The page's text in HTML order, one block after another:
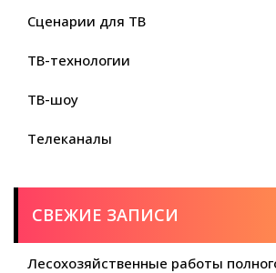
Сценарии для ТВ
ТВ-технологии
ТВ-шоу
Телеканалы
СВЕЖИЕ ЗАПИСИ
Лесохозяйственные работы